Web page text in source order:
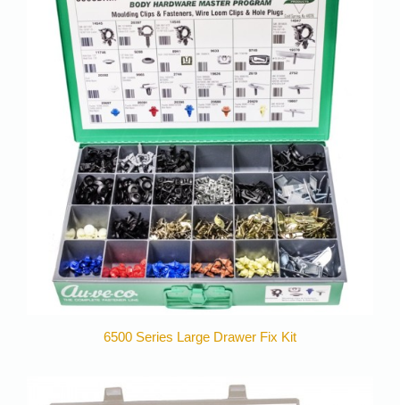
6500 Series Large Drawer Fix Kit